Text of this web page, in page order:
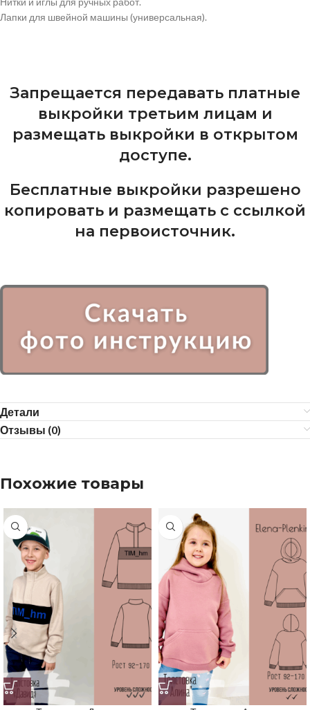
Лапки для швейной машины (универсальная).
Запрещается передавать платные
выкройки третьим лицам и
размещать выкройки в открытом
доступе.
Бесплатные выкройки разрешено
копировать и размещать с ссылкой
на первоисточник.
Детали
Отзывы (0)
Похожие товары